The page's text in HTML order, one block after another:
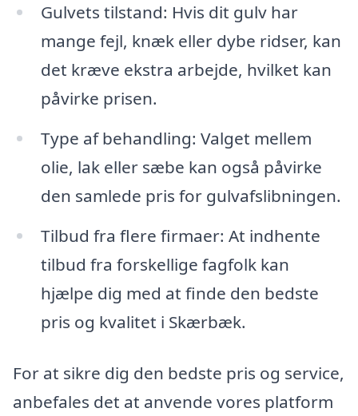
Gulvets tilstand: Hvis dit gulv har
mange fejl, knæk eller dybe ridser, kan
det kræve ekstra arbejde, hvilket kan
påvirke prisen.
Type af behandling: Valget mellem
olie, lak eller sæbe kan også påvirke
den samlede pris for gulvafslibningen.
Tilbud fra flere firmaer: At indhente
tilbud fra forskellige fagfolk kan
hjælpe dig med at finde den bedste
pris og kvalitet i Skærbæk.
For at sikre dig den bedste pris og service,
anbefales det at anvende vores platform